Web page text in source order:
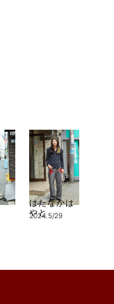
はたなかは
やと
2024.5/29